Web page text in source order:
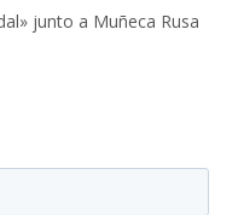
junto a Muñeca Rusa